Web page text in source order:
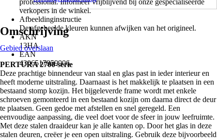
professional. Informeer vrijblijvend bij onze gespecialiseerde
verkopers in de winkel.
Afbeeldinginstructie
De afgebeelde kleuren kunnen afwijken van het origineel.
AKN
13HA
EAN
4306517959906
Omschrijving
Gebied overslaan
PERTURA 2700-serie
Deze prachtige binnendeur van staal en glas past in ieder interieur en
heeft moderne uitstraling. Daarnaast is het makkelijk te plaatsen in een
bestaand stomp kozijn. Het bijgeleverde frame wordt met enkele
schroeven gemonteerd in een bestaand kozijn om daarna direct de deur
te plaatsen. Geen gedoe met afstellen en snel geregeld. Een
eenvoudige aanpassing, die veel doet voor de sfeer in jouw leefruimte.
Met deze stalen draaideur kan je alle kanten op. Door het glas in deze
stalen deuren, creëer je een open uitstraling. Gebruik deze bijvoorbeeld